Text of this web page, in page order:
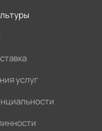
услуг